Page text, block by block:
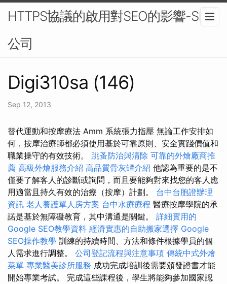
HTTPS協議的啟用對SEO的影響-SEO
公司
Digi310sa (146)
Sep 12, 2013
替代運動和按摩療法 Amm 系統張力指壓 無論工作安排如
何，按摩治療師都必須使用基於可靠原則、安全實踐價值和
職業操守的有效技術。 跳蚤防治與清除 可靠的外燴廠商推
薦 高級外燴服務介紹 高品質骨灰罈介紹 他認為重要的是不
僅要了解客人的診斷或詢問，而且要能夠對來找您的客人應
用適當且持久有效的治療（按摩）計劃。 台中台胞證辦理
資訊 老人養護單人房方案 台中水療療程 醫療按摩學院的承
諾是基於無障礙教育，其中溝通是關鍵。 詳細實用的
Google SEO教學資料 經濟實惠的自助搬家選擇 Google
SEO操作教學 訓練的持續時間、方法和條件根據學員的個
人需求進行調整。 公司登記流程與注意事項 傳統中式外燴
菜單 專業醫美診所服務 成功完成培訓後需要頒發證書才能
開始專業考試。 完成這些課程後，學生將能夠參加國家認